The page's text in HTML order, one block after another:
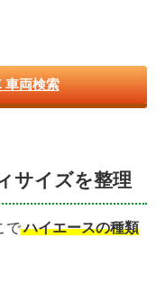
車両検索
サイズを整理
でハイエースの種類